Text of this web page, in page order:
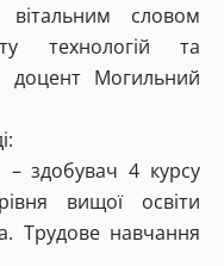
словом
технологій та
доцент Могильний
4 курсу
вищої освіти
Трудове навчання